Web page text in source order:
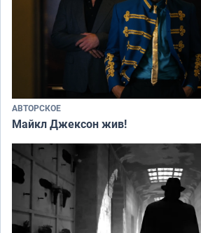
АВТОРСКОЕ
Майкл Джексон жив!